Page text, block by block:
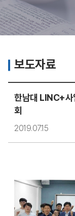
보도자료
한남대 LINC+사
회
2019.07.15